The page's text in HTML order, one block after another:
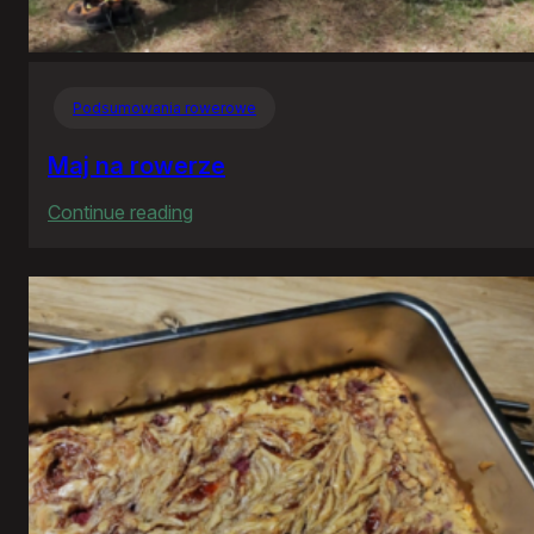
Podsumowania rowerowe
Maj na rowerze
Continue reading
na
rowerze